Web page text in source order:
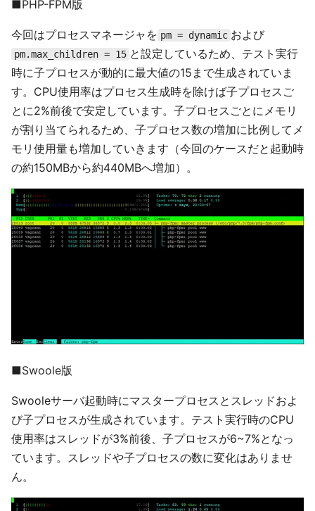
■PHP-FPM版
今回はプロセスマネージャを pm = dynamic および
pm.max_children = 15 と設定しているため、テスト実行
時に子プロセスが動的に最大値の15まで生成されていま
す。CPU使用率はプロセス生成時を除けば子プロセスご
とに2%前後で安定しています。子プロセスごとにメモリ
が割り当てられるため、子プロセス数の増加に比例してメ
モリ使用量も増加していきます（今回のケースだと起動時
の約150MBから約440MBへ増加）。
■Swoole版
Swooleサーバ起動時にマスタープロセスとスレッドおよ
び子プロセスが生成されています。テスト実行時のCPU
使用率はスレッドが3%前後、子プロセスが6~7%となっ
ています。スレッドや子プロセスの数に変化はありませ
ん。